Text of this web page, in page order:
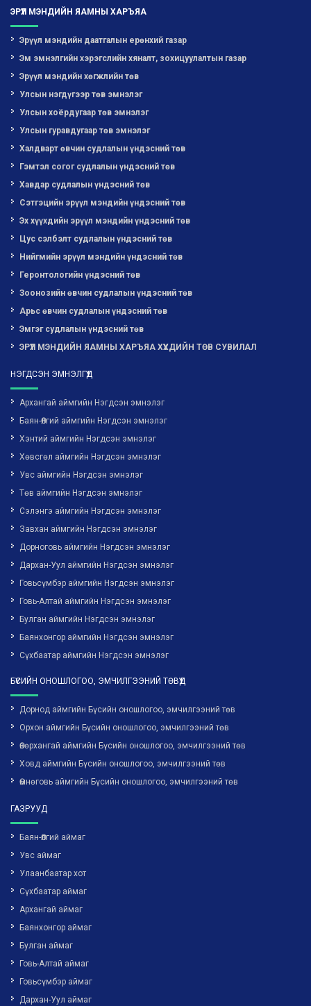
ЭРҮҮЛ МЭНДИЙН ЯАМНЫ ХАРЪЯА
Эрүүл мэндийн даатгалын ерөнхий газар
Эм эмнэлгийн хэрэгслийн хяналт, зохицуулалтын газар
Эрүүл мэндийн хөгжлийн төв
Улсын нэгдүгээр төв эмнэлэг
Улсын хоёрдугаар төв эмнэлэг
Улсын гуравдугаар төв эмнэлэг
Халдварт өвчин судлалын үндэсний төв
Гэмтэл согог судлалын үндэсний төв
Хавдар судлалын үндэсний төв
Сэтгэцийн эрүүл мэндийн үндэсний төв
Эх хүүхдийн эрүүл мэндийн үндэсний төв
Цус сэлбэлт судлалын үндэсний төв
Нийгмийн эрүүл мэндийн үндэсний төв
Геронтологийн үндэсний төв
Зоонозийн өвчин судлалын үндэсний төв
Арьс өвчин судлалын үндэсний төв
Эмгэг судлалын үндэсний төв
ЭРҮҮЛ МЭНДИЙН ЯАМНЫ ХАРЪЯА ХҮҮХДИЙН ТӨВ СУВИЛАЛ
НЭГДСЭН ЭМНЭЛГҮҮД
Архангай аймгийн Нэгдсэн эмнэлэг
Баян-Өлгий аймгийн Нэгдсэн эмнэлэг
Хэнтий аймгийн Нэгдсэн эмнэлэг
Хөвсгөл аймгийн Нэгдсэн эмнэлэг
Увс аймгийн Нэгдсэн эмнэлэг
Төв аймгийн Нэгдсэн эмнэлэг
Сэлэнгэ аймгийн Нэгдсэн эмнэлэг
Завхан аймгийн Нэгдсэн эмнэлэг
Дорноговь аймгийн Нэгдсэн эмнэлэг
Дархан-Уул аймгийн Нэгдсэн эмнэлэг
Говьсүмбэр аймгийн Нэгдсэн эмнэлэг
Говь-Алтай аймгийн Нэгдсэн эмнэлэг
Булган аймгийн Нэгдсэн эмнэлэг
Баянхонгор аймгийн Нэгдсэн эмнэлэг
Сүхбаатар аймгийн Нэгдсэн эмнэлэг
БҮСИЙН ОНОШЛОГОО, ЭМЧИЛГЭЭНИЙ ТӨВҮҮД
Дорнод аймгийн Бүсийн оношлогоо, эмчилгээний төв
Орхон аймгийн Бүсийн оношлогоо, эмчилгээний төв
Өвөрхангай аймгийн Бүсийн оношлогоо, эмчилгээний төв
Ховд аймгийн Бүсийн оношлогоо, эмчилгээний төв
Өмнөговь аймгийн Бүсийн оношлогоо, эмчилгээний төв
ГАЗРУУД
Баян-Өлгий аймаг
Увс аймаг
Улаанбаатар хот
Сүхбаатар аймаг
Архангай аймаг
Баянхонгор аймаг
Булган аймаг
Говь-Алтай аймаг
Говьсүмбэр аймаг
Дархан-Уул аймаг